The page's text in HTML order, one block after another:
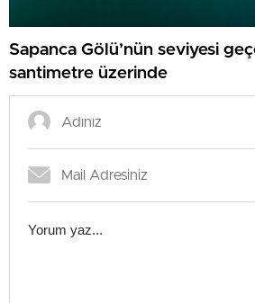
Sapanca Gölü’nün seviyesi
santimetre üzerinde